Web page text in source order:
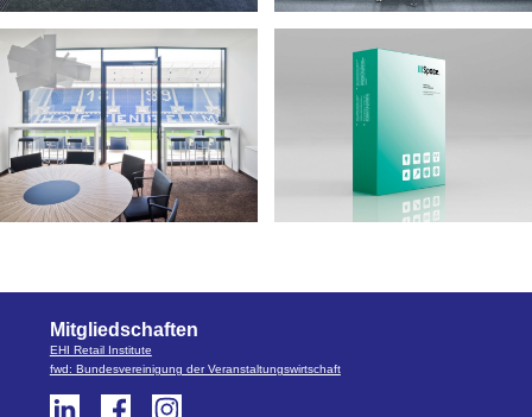
Mitgliedschaften
EHI Retail Institute
fwd: Bundesvereinigung der Veranstaltungswirtschaft